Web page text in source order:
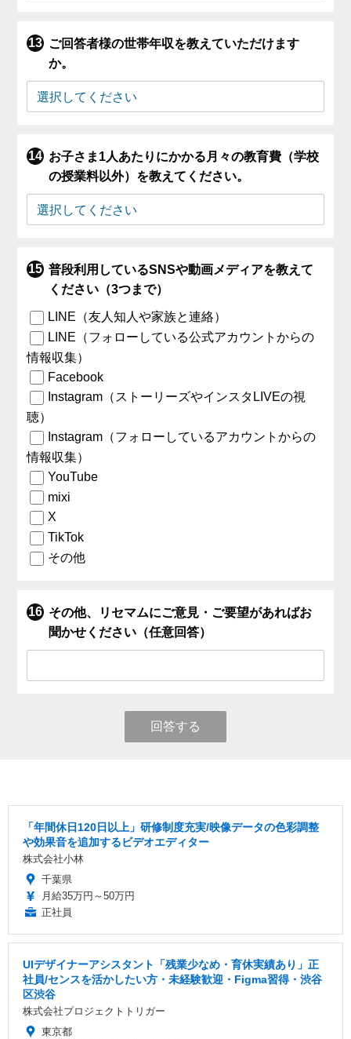
ご回答者様の世帯年収を教えていただけます
か。
お子さま1人あたりにかかる月々の教育費（学校
の授業料以外）を教えてください。
普段利用しているSNSや動画メディアを教えて
ください（3つまで）
LINE（友人知人や家族と連絡）
LINE（フォローしている公式アカウントからの
情報収集）
Facebook
Instagram（ストーリーズやインスタLIVEの視
聴）
Instagram（フォローしているアカウントからの
情報収集）
YouTube
mixi
X
TikTok
その他
その他、リセマムにご意見・ご要望があればお
聞かせください（任意回答）
回答する
「年間休日120日以上」研修制度充実/映像データの色彩調整
や効果音を追加するビデオエディター
株式会社小林
千葉県
月給35万円～50万円
正社員
UIデザイナーアシスタント「残業少なめ・育休実績あり」正
社員/センスを活かしたい方・未経験歓迎・Figma習得・渋谷
区渋谷
株式会社プロジェクトトリガー
東京都